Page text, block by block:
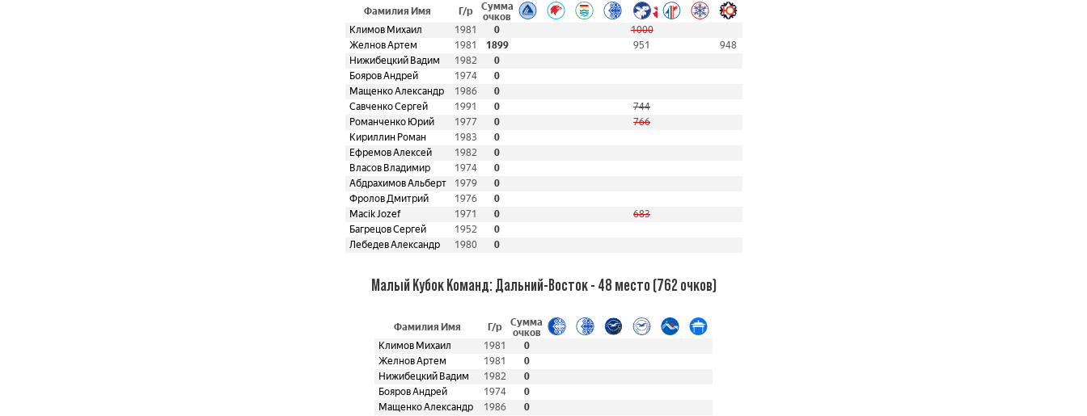
Фамилия Имя Г/р
Сумма
очков
Климов Михаил
1981 0
1000
Желнов Артем
1981 1899 951
948
Нижибецкий Вадим
1982
0
Бояров Андрей
1974
0
Мащенко Александр
1986
0
Савченко Сергей
1991 0
744
Романченко Юрий
1977 0
766
Кириллин Роман
1983
0
Ефремов Алексей
1982
0
Власов Владимир
1974
0
Абдрахимов Альберт
1979
0
Фролов Дмитрий
1976
0
Macik Jozef
1971 0
683
Багрецов Сергей
1952
0
Лебедев Александр
1980 0
Малый Кубок Команд: Дальний-Восток - 48 место (762 очков)
Фамилия Имя Г/р
Сумма
очков
Климов Михаил
1981
0
Желнов Артем
1981
0
Нижибецкий Вадим
1982
0
Бояров Андрей
1974
0
Мащенко Александр
1986
0